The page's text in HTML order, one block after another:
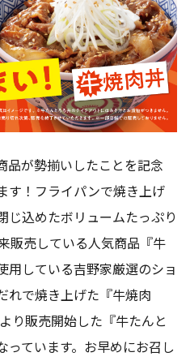
品が勢揃いしたことを記念
す！フライパンで焼き上げ
じ込めたボリュームたっぷり
販売している人気商品『牛
用している吉野家厳選のショ
れで焼き上げた『牛焼肉
り販売開始した『牛たんと
っています。お早めにお召し